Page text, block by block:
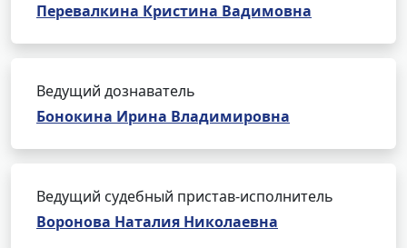
Перевалкина Кристина Вадимовна
Ведущий дознаватель
Бонокина Ирина Владимировна
Ведущий судебный пристав-исполнитель
Воронова Наталия Николаевна